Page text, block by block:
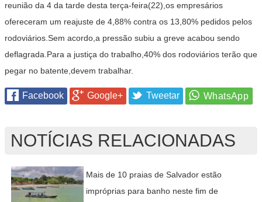
reunião da 4 da tarde desta terça-feira(22),os empresários
ofereceram um reajuste de 4,88% contra os 13,80% pedidos pelos
rodoviários.Sem acordo,a pressão subiu a greve acabou sendo
deflagrada.Para a justiça do trabalho,40% dos rodoviários terão que
pegar no batente,devem trabalhar.
Facebook Google+ Tweetar
NOTÍCIAS RELACIONADAS
Mais de 10 praias de Salvador estão
impróprias para banho neste fim de